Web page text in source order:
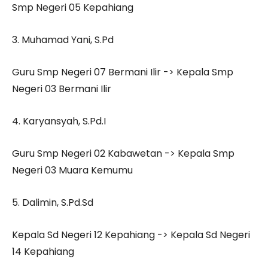
Smp Negeri 05 Kepahiang
3. Muhamad Yani, S.Pd
Guru Smp Negeri 07 Bermani Ilir -> Kepala Smp
Negeri 03 Bermani Ilir
4. Karyansyah, S.Pd.I
Guru Smp Negeri 02 Kabawetan -> Kepala Smp
Negeri 03 Muara Kemumu
5. Dalimin, S.Pd.Sd
Kepala Sd Negeri 12 Kepahiang -> Kepala Sd Negeri
14 Kepahiang